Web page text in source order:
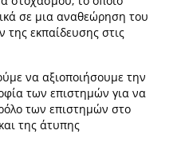
σε μια αναθεώρηση του
της εκπαίδευσης στις
να αξιοποιήσουμε την
των επιστημών για να
των επιστημών στο
της άτυπης